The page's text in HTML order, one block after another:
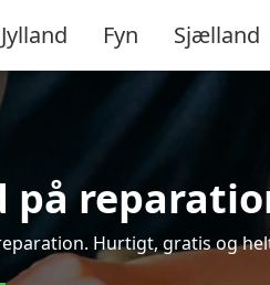
Jylland Fyn Sjælland
Hurtigt, gratis og